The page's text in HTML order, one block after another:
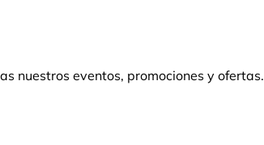
nuestros eventos, promociones y ofertas.